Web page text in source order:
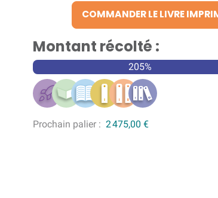
COMMANDER LE LIVRE
Montant récolté :
205%
Prochain palier : 2 475,00 €